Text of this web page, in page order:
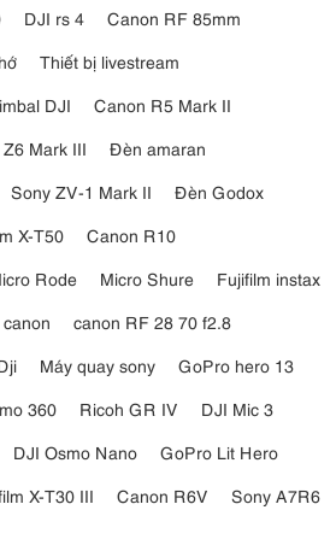
DJI rs 4
Canon RF 85mm
Thiết bị livestream
DJI
Canon R5 Mark II
Mark III
Đèn amaran
Sony ZV-1 Mark II
Đèn Godox
X-T50
Canon R10
Rode Micro Shure
Fujifilm instax
canon RF 28 70 f2.8
Máy quay sony
GoPro hero 13
360 Ricoh GR IV
DJI Mic 3
DJI Osmo Nano
GoPro Lit Hero
X-T30 III Canon R6V
Sony A7R6